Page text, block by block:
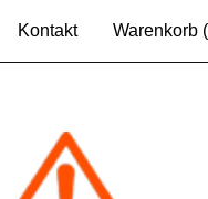
Kontakt Warenkorb (